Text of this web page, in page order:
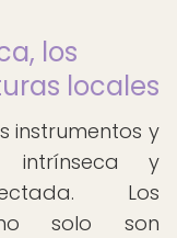
los
locales
instrumentos y
y
Los
no solo son